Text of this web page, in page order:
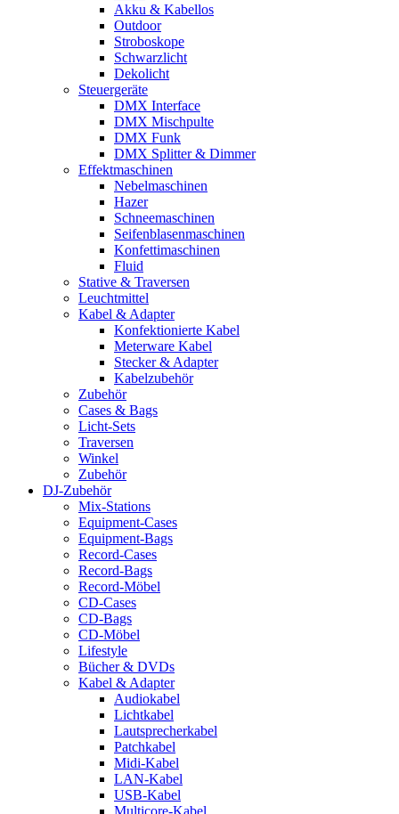
Akku & Kabellos
Outdoor
Stroboskope
Schwarzlicht
Dekolicht
Steuergeräte
DMX Interface
DMX Mischpulte
DMX Funk
DMX Splitter & Dimmer
Effektmaschinen
Nebelmaschinen
Hazer
Schneemaschinen
Seifenblasenmaschinen
Konfettimaschinen
Fluid
Stative & Traversen
Leuchtmittel
Kabel & Adapter
Konfektionierte Kabel
Meterware Kabel
Stecker & Adapter
Kabelzubehör
Zubehör
Cases & Bags
Licht-Sets
Traversen
Winkel
Zubehör
DJ-Zubehör
Mix-Stations
Equipment-Cases
Equipment-Bags
Record-Cases
Record-Bags
Record-Möbel
CD-Cases
CD-Bags
CD-Möbel
Lifestyle
Bücher & DVDs
Kabel & Adapter
Audiokabel
Lichtkabel
Lautsprecherkabel
Patchkabel
Midi-Kabel
LAN-Kabel
USB-Kabel
Multicore-Kabel